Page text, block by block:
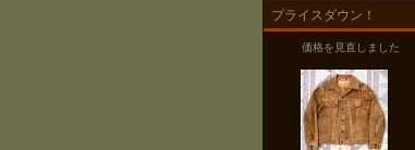
プライスダウン！
価格を見直しました